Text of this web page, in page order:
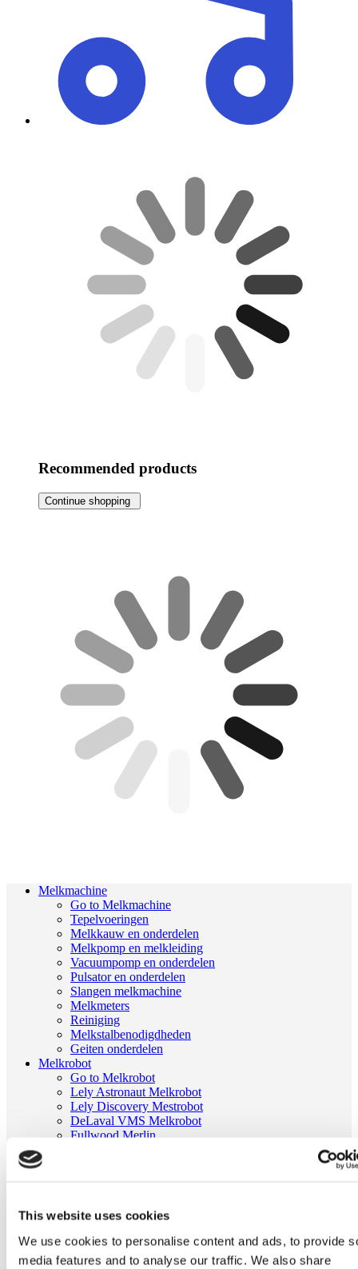
This website uses cookies
We use cookies to personalise content and ads, to provide
media features and to analyse our traffic. We also share
Recommended products
Continue shopping
Melkmachine
Go to Melkmachine
Tepelvoeringen
Melkkauw en onderdelen
Melkpomp en melkleiding
Vacuumpomp en onderdelen
Pulsator en onderdelen
Slangen melkmachine
Melkmeters
Reiniging
Melkstalbenodigdheden
Geiten onderdelen
Melkrobot
Go to Melkrobot
Lely Astronaut Melkrobot
Lely Discovery Mestrobot
DeLaval VMS Melkrobot
Fullwood Merlin
Stal benodigdheden
Minimelkers
stalartikelen
Skelex